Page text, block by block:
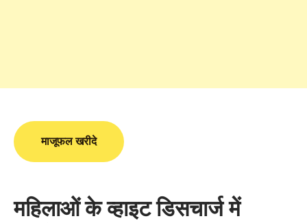
माजूफल खरीदे
महिलाओं के व्हाइट डिसचार्ज में